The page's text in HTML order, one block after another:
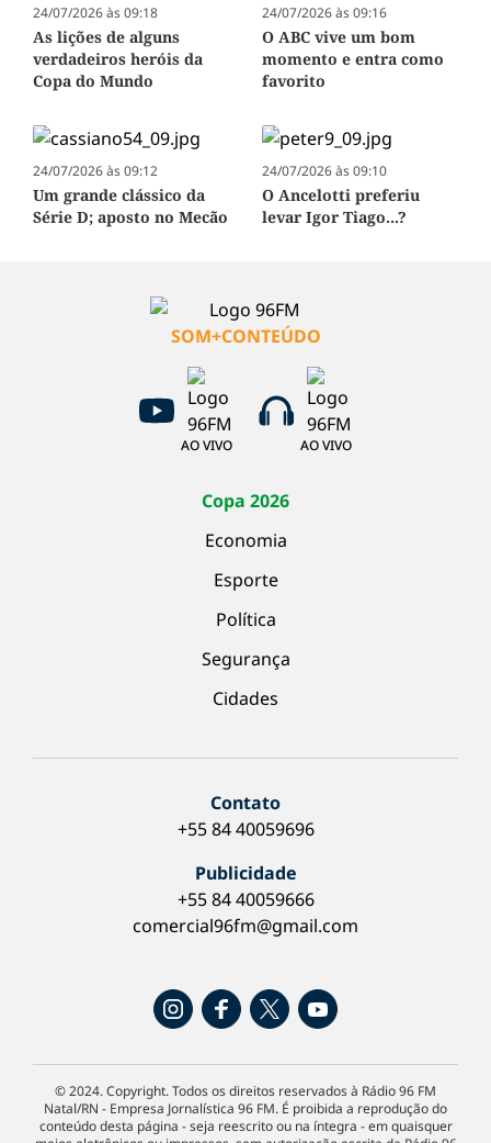
24/07/2026 às 09:18
As lições de alguns
verdadeiros heróis da
Copa do Mundo
24/07/2026 às 09:16
O ABC vive um bom
momento e entra como
favorito
24/07/2026 às 09:12
Um grande clássico da
Série D; aposto no Mecão
24/07/2026 às 09:10
O Ancelotti preferiu
levar Igor Tiago...?
SOM+CONTEÚDO
AO VIVO AO VIVO
Copa 2026
Economia
Esporte
Política
Segurança
Cidades
Contato
+55 84 40059696
Publicidade
+55 84 40059666
comercial96fm@gmail.com
© 2024. Copyright. Todos os direitos reservados à Rádio 96 FM
Natal/RN - Empresa Jornalística 96 FM. É proibida a reprodução do
conteúdo desta página - seja reescrito ou na íntegra - em quaisquer